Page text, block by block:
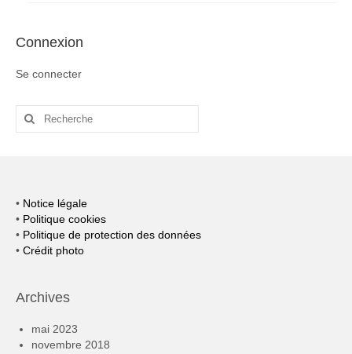
Connexion
Se connecter
Rechercher
• Notice légale
• Politique cookies
• Politique de protection des données
• Crédit photo
Archives
mai 2023
novembre 2018